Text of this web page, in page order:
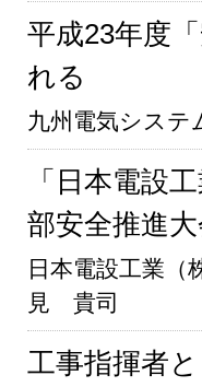
平成23年度
れる
九州電気シス
「日本電設
部安全推進大
日本電設工業
見 貴司
工事指揮者